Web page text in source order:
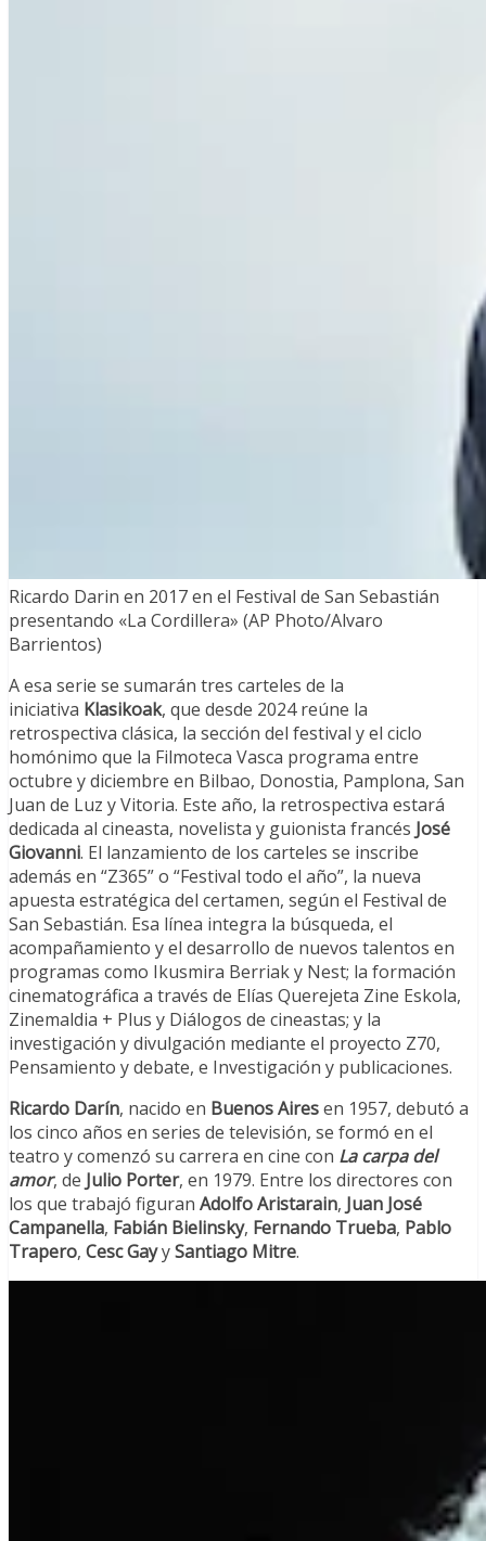
Ricardo Darin en 2017 en el Festival de San Sebastián
presentando «La Cordillera» (AP Photo/Alvaro
Barrientos)
A esa serie se sumarán tres carteles de la
iniciativa Klasikoak, que desde 2024 reúne la
retrospectiva clásica, la sección del festival y el ciclo
homónimo que la Filmoteca Vasca programa entre
octubre y diciembre en Bilbao, Donostia, Pamplona, San
Juan de Luz y Vitoria. Este año, la retrospectiva estará
dedicada al cineasta, novelista y guionista francés José
Giovanni. El lanzamiento de los carteles se inscribe
además en “Z365” o “Festival todo el año”, la nueva
apuesta estratégica del certamen, según el Festival de
San Sebastián. Esa línea integra la búsqueda, el
acompañamiento y el desarrollo de nuevos talentos en
programas como Ikusmira Berriak y Nest; la formación
cinematográfica a través de Elías Querejeta Zine Eskola,
Zinemaldia + Plus y Diálogos de cineastas; y la
investigación y divulgación mediante el proyecto Z70,
Pensamiento y debate, e Investigación y publicaciones.
Ricardo Darín, nacido en Buenos Airesen 1957, debutó a
los cinco años en series de televisión, se formó en el
teatro y comenzó su carrera en cine con La carpa del
amor, de Julio Porter, en 1979. Entre los directores con
los que trabajó figuran Adolfo Aristarain, Juan José
Campanella, Fabián Bielinsky, Fernando Trueba, Pablo
Trapero, Cesc GayySantiago Mitre.